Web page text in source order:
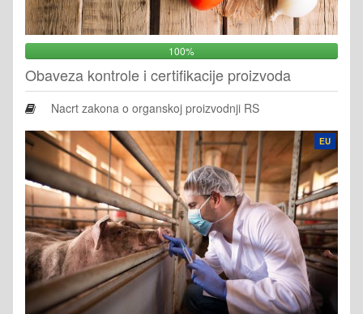
100%
Obaveza kontrole i certifikacije proizvoda
Nacrt zakona o organskoj proizvodnji RS
EU